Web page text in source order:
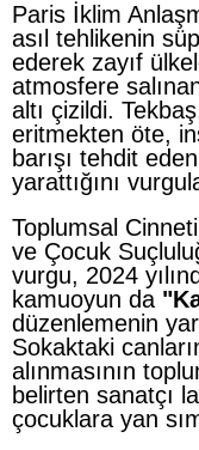
Paris İklim
asıl tehlikenin
ederek zayıf
atmosfere
altı çizildi.
eritmekten öte,
barışı tehdit
yarattığını
Toplumsal
ve Çocuk
vurgu, 2024
kamuoyun da
düzenlemenin
Sokaktaki
alınmasının
belirten sanatçı
çocuklara yan